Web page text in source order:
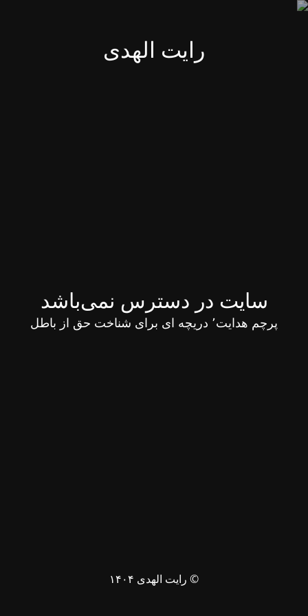
رایت الهدی
سایت در دسترس نمی‌باشد
پرچم هدایت٬ دریچه ای برای شناخت حق از باطل
© رایت الهدی ۱۴۰۴